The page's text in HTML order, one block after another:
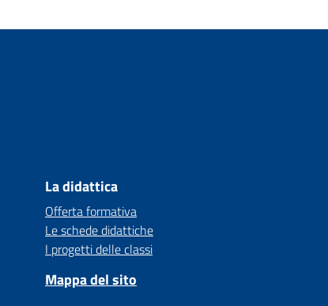
La didattica
Offerta formativa
Le schede didattiche
I progetti delle classi
Mappa del sito